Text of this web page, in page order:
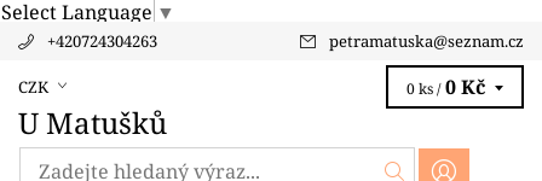
Select Language ▼
+420724304263 petramatuska@seznam.cz
CZK
U Matušků
0 ks / 0 Kč